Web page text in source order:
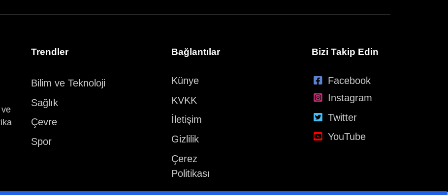
ve
Trendler
Bilim ve Teknoloji
Sağlık
Çevre
Spor
Bağlantılar
Künye
KVKK
İletişim
Gizlilik
Çerez
Politikası
Bizi Takip Edin
Facebook
Instagram
Twitter
YouTube